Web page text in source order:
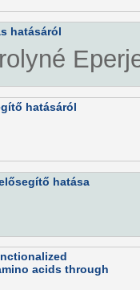
hatásáról
hatásáról
hatása
acids through